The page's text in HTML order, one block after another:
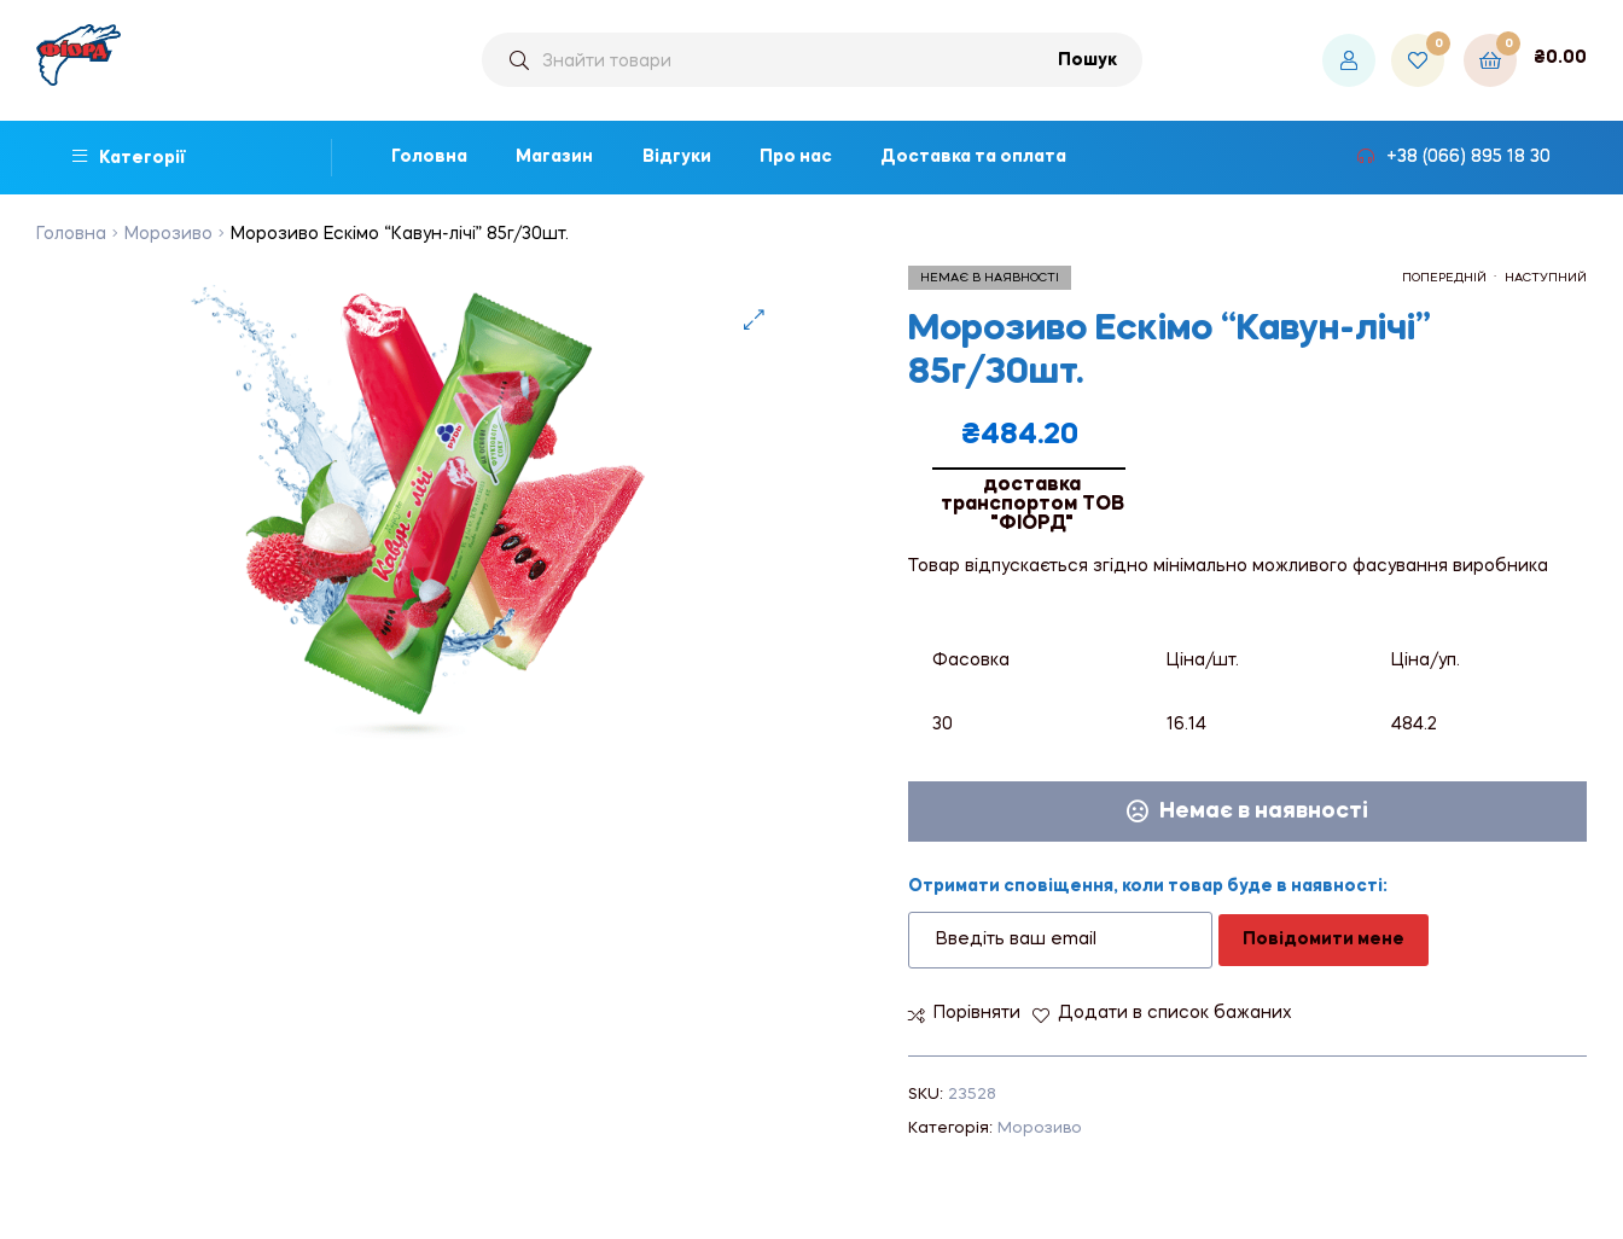
Пошук
0 0
₴0.00
Категорії Головна Магазин Відгуки Про нас Доставка та оплата +38 (066) 895 18 30
Головна Морозиво Морозиво Ескімо “Кавун-лічі” 85г/30шт.
ПОПЕРЕДНІЙ НАСТУПНИЙ
НЕМАЄ В НАЯВНОСТІ
Морозиво Ескімо “Кавун-лічі”
85г/30шт.
₴484.20
доставка
транспортом ТОВ
"ФІОРД"
Товар відпускається згідно мінімально можливого фасування виробника
Фасовка Ціна/шт. Ціна/уп.
30 16.14 484.2
Немає в наявності
Отримати сповіщення, коли товар буде в наявності:
Повідомити мене
Порівняти Додати в список бажаних
SKU: 23528
Категорія: Морозиво